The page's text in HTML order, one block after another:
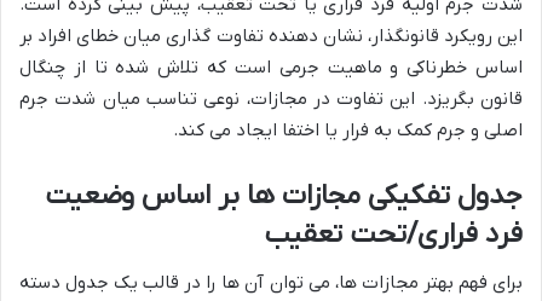
این رویکرد قانونگذار، نشان دهنده تفاوت گذاری میان خطای افراد بر
اساس خطرناکی و ماهیت جرمی است که تلاش شده تا از چنگال
قانون بگریزد. این تفاوت در مجازات، نوعی تناسب میان شدت جرم
اصلی و جرم کمک به فرار یا اختفا ایجاد می کند.
جدول تفکیکی مجازات ها بر اساس وضعیت
فرد فراری/تحت تعقیب
برای فهم بهتر مجازات ها، می توان آن ها را در قالب یک جدول دسته